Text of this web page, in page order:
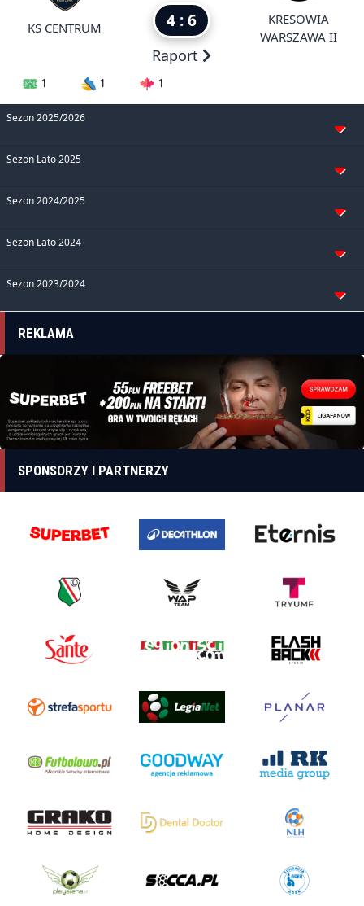
KS CENTRUM 4 : 6
Raport
KRESOWIA
WARSZAWA II
1 1 1
Sezon 2025/2026
Sezon Lato 2025
Sezon 2024/2025
Sezon Lato 2024
Sezon 2023/2024
REKLAMA
SPONSORZY I PARTNERZY